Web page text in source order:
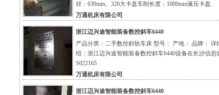
径：630mm。320大卡盘车削长度：1000mm液压卡盘.
万通机床有限公司
浙江迈兴途智能装备数控斜车6440
产品分类：二手数控斜轨车床 型号： 产地： 品牌： 详
绍：浙江迈兴途智能装备数控斜车6440设备在长沙信息
S022165
万通机床有限公司
浙江迈兴途智能装备数控斜车6440